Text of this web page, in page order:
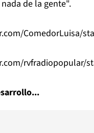
de la gente".
ComedorLuisa/
rvfradiopopular/